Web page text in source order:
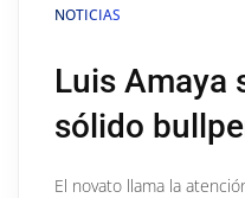
NOTICIAS
Luis Amaya
sólido
El novato llama la